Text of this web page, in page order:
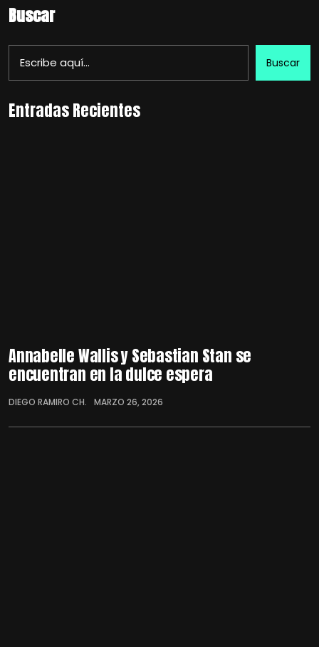
Buscar
Buscar
Entradas Recientes
Annabelle Wallis y Sebastian Stan se
encuentran en la dulce espera
DIEGO RAMIRO CH. MARZO 26, 2026